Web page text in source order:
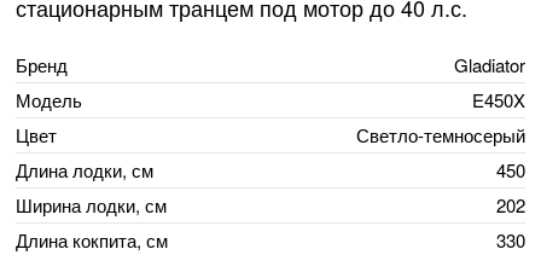
стационарным транцем под мотор до 40 л.с.
Бренд
Gladiator
Модель
E450X
Цвет
Светло-темносерый
Длина лодки, см
450
Ширина лодки, см
202
Длина кокпита, см
330